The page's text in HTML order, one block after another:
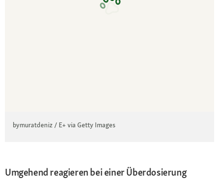
bymuratdeniz / E+ via Getty Images
Umgehend reagieren bei einer Überdosierung